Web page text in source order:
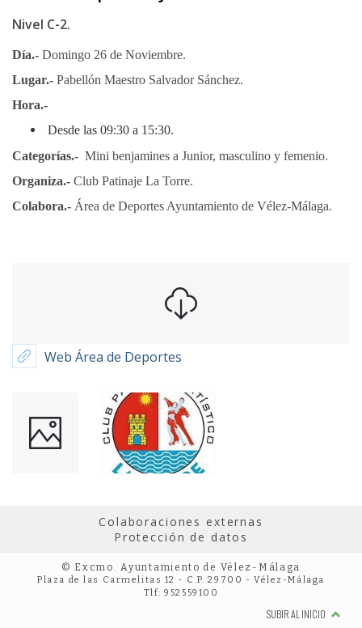
Nivel C-2.
Día.- Domingo 26 de Noviembre.
Lugar.- Pabellón Maestro Salvador Sánchez.
Hora.-
Desde las 09:30 a 15:30.
Categorías.- Mini benjamines a Junior, masculino y femenio.
Organiza.- Club Patinaje La Torre.
Colabora.- Área de Deportes Ayuntamiento de Vélez-Málaga.
Web Área de Deportes
Colaboraciones externas
Protección de datos
© Excmo. Ayuntamiento de Vélez-Málaga
Plaza de las Carmelitas 12 - C.P. 29700 - Vélez-Málaga
Tlf: 952559100
SUBIR AL INICIO